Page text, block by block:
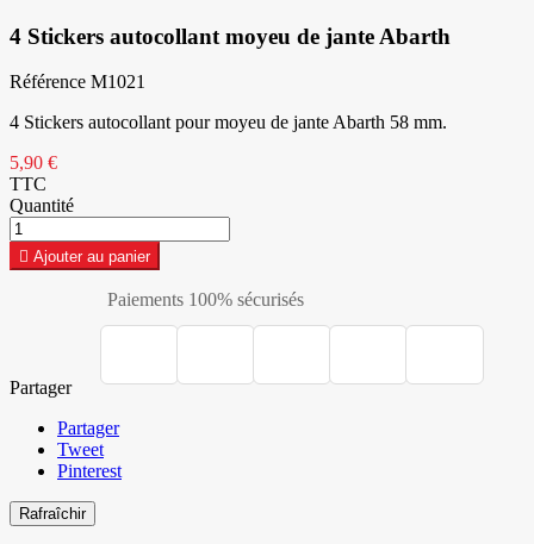
4 Stickers autocollant moyeu de jante Abarth
Référence M1021
4 Stickers autocollant pour moyeu de jante Abarth 58 mm.
5,90 €
TTC
Quantité
 Ajouter au panier
Paiements 100% sécurisés
Partager
Partager
Tweet
Pinterest